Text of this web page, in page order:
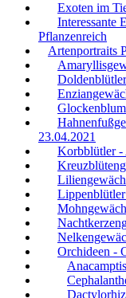
Exoten im
Interessante
Pflanzenreich
Artenportraits
23.04.2021
Korbblütler -
Orchideen -